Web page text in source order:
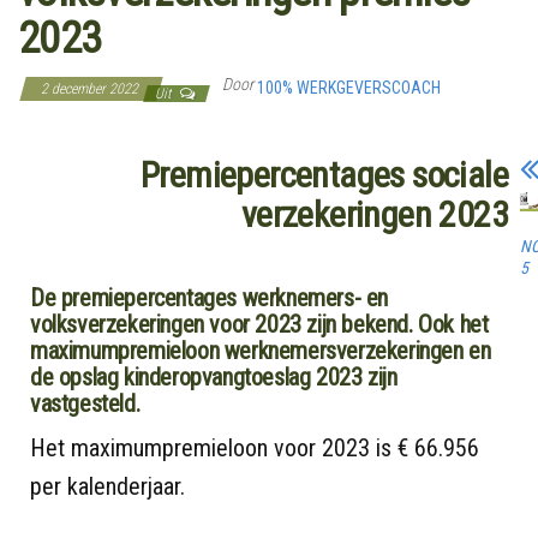
2023
2 december 2022 Uit Door100% WERKGEVERSCOACH
Premiepercentages sociale
verzekeringen 2023
De premiepercentages werknemers- en
volksverzekeringen voor 2023 zijn bekend. Ook het
maximumpremieloon werknemersverzekeringen en
de opslag kinderopvangtoeslag 2023 zijn
vastgesteld.
Het maximumpremieloon voor 2023 is € 66.956
per kalenderjaar.
5